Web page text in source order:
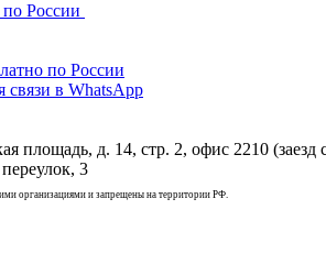
России
по России
связи в WhatsApp
площадь, д. 14, стр. 2, офис 2210 (заезд
3
организациями и запрещены на территории РФ.